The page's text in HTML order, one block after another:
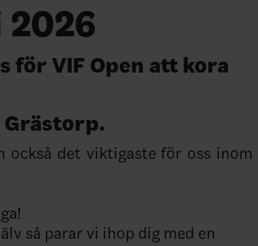
2026
för VIF Open att kora
Grästorp.
också det viktigaste för oss inom
så parar vi ihop dig med en